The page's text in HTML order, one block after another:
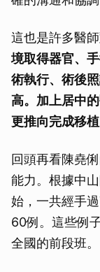
這也是許多醫
境取得器官、
術執行、術後
高。加上居中
更推向完成移植
回頭再看陳堯
能力。根據中
始，一共經手
60例。這些例
全國的前段班。